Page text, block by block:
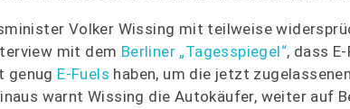
Volker Wissing mit teilweise
mit dem Berliner „Tagesspiegel“, dass
genug E-Fuels haben, um die jetzt
warnt Wissing die Autokäufer, weiter auf